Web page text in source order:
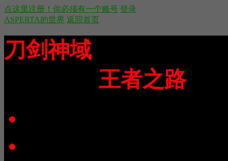
点这里注册！你必须有一个账号 登录
ASPERTA的世界 返回首页
刀剑神域
王者之路